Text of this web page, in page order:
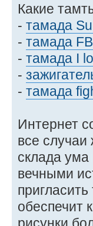
Какие
- тамада
- тамада
- тамада I
-
- тамада
Интернет
все
склада ума
вечными
обеспечит
рисунки